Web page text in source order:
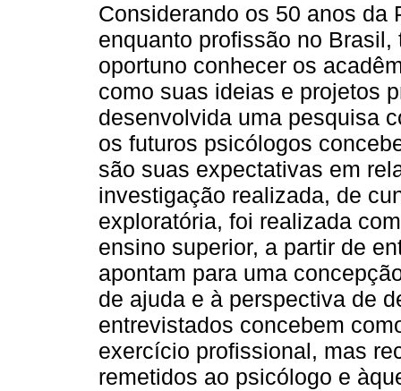
Considerando os 50 anos da
enquanto profissão no Brasil,
oportuno conhecer os
como suas ideias e projetos
desenvolvida uma pesquisa
os futuros psicólogos
são suas expectativas em
investigação realizada, de
exploratória, foi realizada
ensino superior, a partir de
apontam para uma
de ajuda e à perspectiva de
entrevistados concebem
exercício profissional, mas
remetidos ao psicólogo e